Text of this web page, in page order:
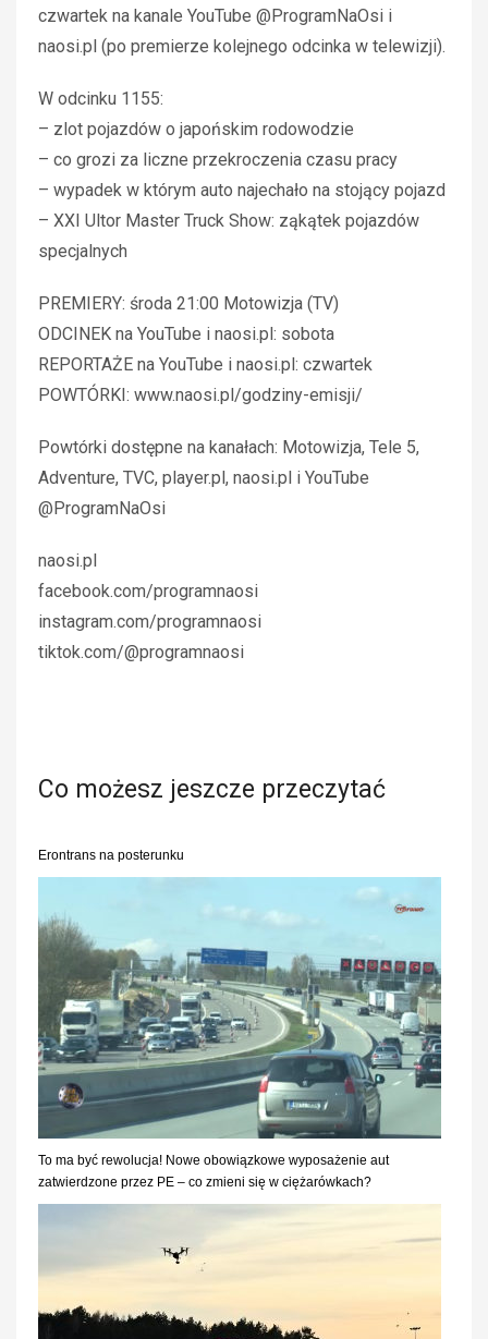
czwartek na kanale YouTube @ProgramNaOsi i
naosi.pl (po premierze kolejnego odcinka w telewizji).
W odcinku 1155:
– zlot pojazdów o japońskim rodowodzie
– co grozi za liczne przekroczenia czasu pracy
– wypadek w którym auto najechało na stojący pojazd
– XXI Ultor Master Truck Show: ząkątek pojazdów
specjalnych
PREMIERY: środa 21:00 Motowizja (TV)
ODCINEK na YouTube i naosi.pl: sobota
REPORTAŻE na YouTube i naosi.pl: czwartek
POWTÓRKI: www.naosi.pl/godziny-emisji/
Powtórki dostępne na kanałach: Motowizja, Tele 5,
Adventure, TVC, player.pl, naosi.pl i YouTube
@ProgramNaOsi
naosi.pl
facebook.com/programnaosi
instagram.com/programnaosi
tiktok.com/@programnaosi
Co możesz jeszcze przeczytać
Erontrans na posterunku
To ma być rewolucja! Nowe obowiązkowe wyposażenie aut
zatwierdzone przez PE – co zmieni się w ciężarówkach?